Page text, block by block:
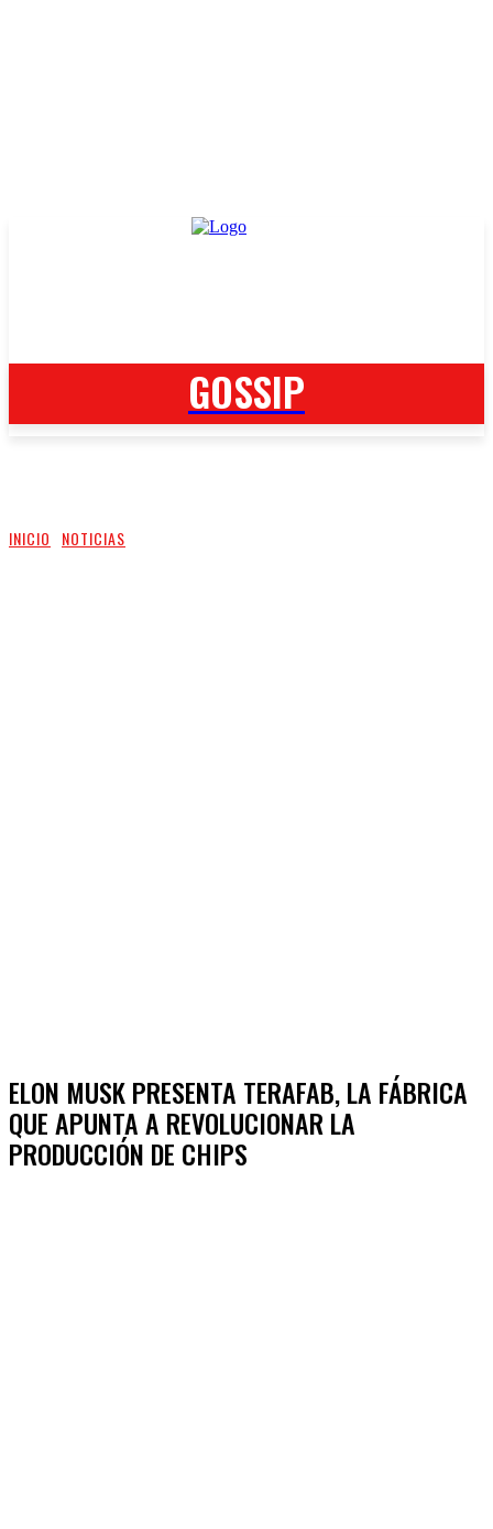
GOSSIP
INICIO NOTICIAS
ELON MUSK PRESENTA TERAFAB, LA FÁBRICA
QUE APUNTA A REVOLUCIONAR LA
PRODUCCIÓN DE CHIPS